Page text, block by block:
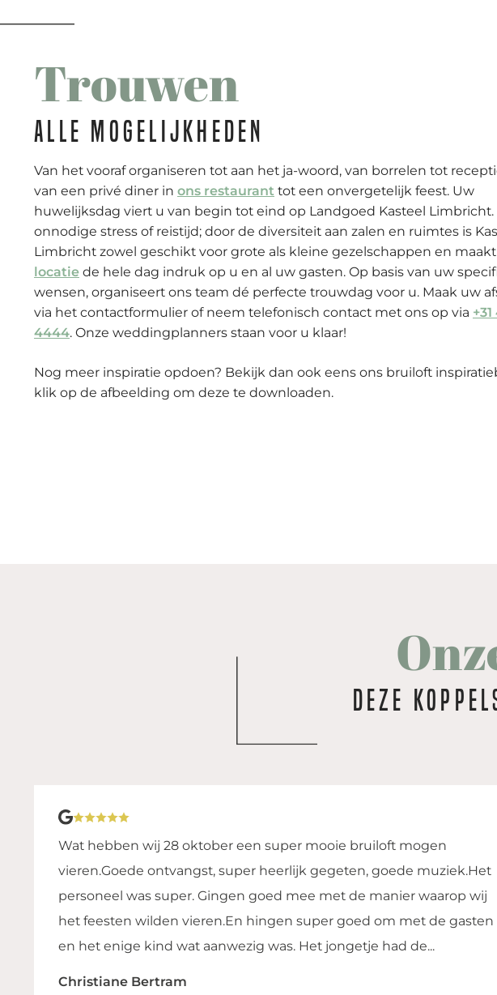
Trouwen
Alle mogelijkheden
Van het vooraf organiseren tot aan het ja-woord, van borrelen tot
van een privé diner in ons restaurant tot een onvergetelijk feest. Uw
huwelijksdag viert u van begin tot eind op Landgoed Kasteel Limbricht.
onnodige stress of reistijd; door de diversiteit aan zalen en ruimtes is
Limbricht zowel geschikt voor grote als kleine gezelschappen en maakt
locatie de hele dag indruk op u en al uw gasten. Op basis van uw
wensen, organiseert ons team dé perfecte trouwdag voor u. Maak uw
via het contactformulier of neem telefonisch contact met ons op via
4444. Onze weddingplanners staan voor u klaar!
Nog meer inspiratie opdoen? Bekijk dan ook eens ons bruiloft
klik op de afbeelding om deze te downloaden.
Deze
Op 1 juni hebben wij onze bruiloft gevierd bij Kasteel Limbricht en
hebben ze er voor ons een onvergetelijke dag van gemaakt! In het
voorbereidingsproces konden onze vragen altijd beantwoord
en er werd heel prettig met ons mee gedacht. Op de dag zelf
we compleet ontzorgd en...
Gilles Rompelberg